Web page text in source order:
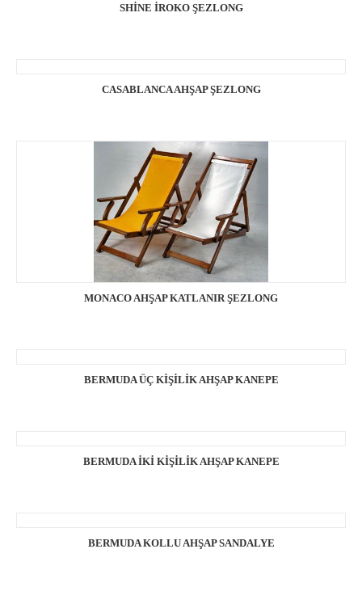
SHİNE İROKO ŞEZLONG
CASABLANCA AHŞAP ŞEZLONG
MONACO AHŞAP KATLANIR ŞEZLONG
BERMUDA ÜÇ KİŞİLİK AHŞAP KANEPE
BERMUDA İKİ KİŞİLİK AHŞAP KANEPE
BERMUDA KOLLU AHŞAP SANDALYE